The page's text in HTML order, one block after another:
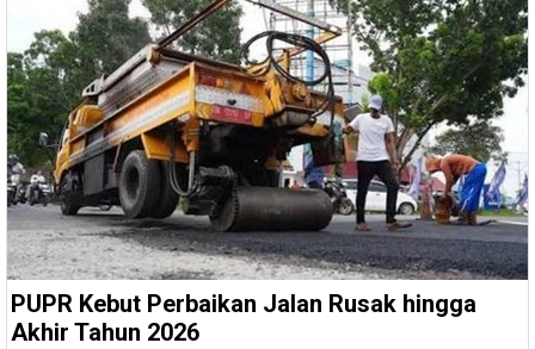
PUPR Kebut Perbaikan Jalan Rusak hingga
Akhir Tahun 2026